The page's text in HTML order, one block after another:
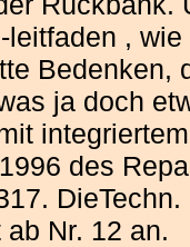
leitfaden ,
Bedenken,
ja doch
des
Nr. 12 an.